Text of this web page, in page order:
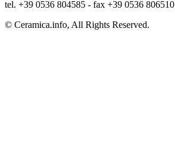
tel. +39 0536 804585 - fax +39 0536 806510
© Ceramica.info, All Rights Reserved.